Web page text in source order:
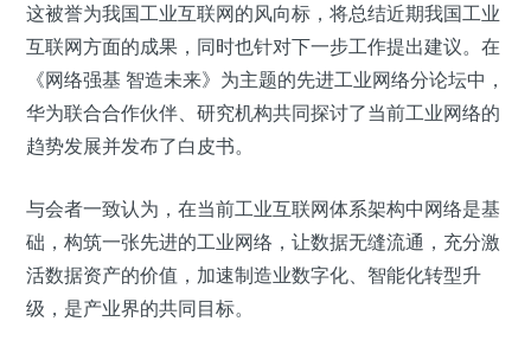
这被誉为我国工业互联网的风向标，将总结近期我国工业
互联网方面的成果，同时也针对下一步工作提出建议。在
《网络强基 智造未来》为主题的先进工业网络分论坛中，
华为联合合作伙伴、研究机构共同探讨了当前工业网络的
趋势发展并发布了白皮书。
与会者一致认为，在当前工业互联网体系架构中网络是基
础，构筑一张先进的工业网络，让数据无缝流通，充分激
活数据资产的价值，加速制造业数字化、智能化转型升
级，是产业界的共同目标。